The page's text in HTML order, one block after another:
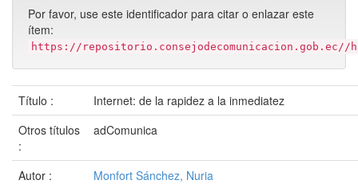
Por favor, use este identificador para citar o enlazar este
ítem:
https://repositorio.consejodecomunicacion.gob.ec//
Título :
Internet: de la rapidez a la inmediatez
Otros títulos
:
adComunica
Autor :
Monfort Sánchez, Nuria